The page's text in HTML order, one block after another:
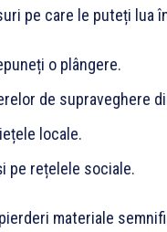
pe care le puteți lua
o plângere.
de supraveghere
locale.
pe rețelele sociale.
materiale